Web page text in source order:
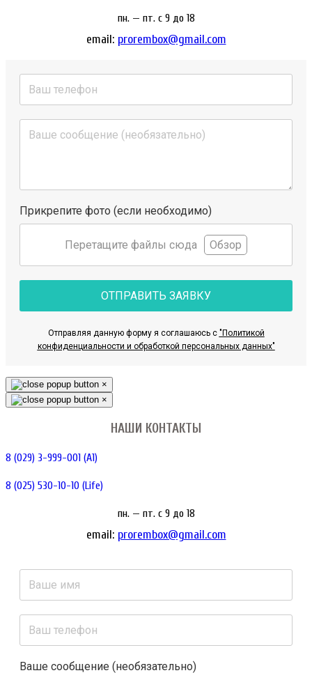
пн. — пт. c 9 до 18
email: prorembox@gmail.com
Прикрепите фото (если необходимо)
Перетащите файлы сюда Обзор
ОТПРАВИТЬ ЗАЯВКУ
Отправляя данную форму я соглашаюсь с "Политикой
конфиденциальности и обработкой персональных данных"
×
×
НАШИ КОНТАКТЫ
8 (029) 3-999-001 (A1)
8 (025) 530-10-10 (Life)
пн. — пт. c 9 до 18
email: prorembox@gmail.com
Ваше сообщение (необязательно)